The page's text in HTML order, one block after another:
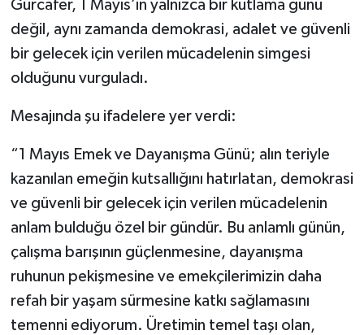
Gürcafer, 1 Mayıs’ın yalnızca bir kutlama günü
değil, aynı zamanda demokrasi, adalet ve güvenli
bir gelecek için verilen mücadelenin simgesi
olduğunu vurguladı.
Mesajında şu ifadelere yer verdi:
“1 Mayıs Emek ve Dayanışma Günü; alın teriyle
kazanılan emeğin kutsallığını hatırlatan, demokrasi
ve güvenli bir gelecek için verilen mücadelenin
anlam bulduğu özel bir gündür. Bu anlamlı günün,
çalışma barışının güçlenmesine, dayanışma
ruhunun pekişmesine ve emekçilerimizin daha
refah bir yaşam sürmesine katkı sağlamasını
temenni ediyorum. Üretimin temel taşı olan,